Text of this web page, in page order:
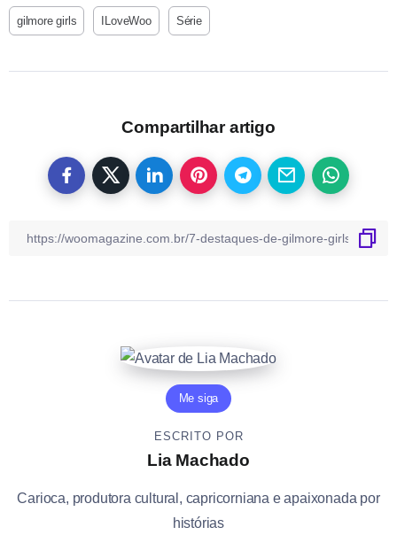
gilmore girls ILoveWoo Série
Compartilhar artigo
Me siga
ESCRITO POR
Lia Machado
Carioca, produtora cultural, capricorniana e apaixonada por
histórias